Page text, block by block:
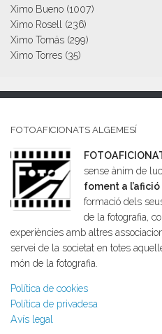
Ximo Bueno (1007)
Ximo Rosell
(236)
Ximo Tomás (299)
Ximo Torres (35)
FOTOAFICIONATS ALGEMESÍ
sense ànim de
foment a
formació dels
de la fotografia,
experiències amb altres
servei de la societat en totes
món de la fotografia.
Política de cookies
Política de privadesa
Avís legal